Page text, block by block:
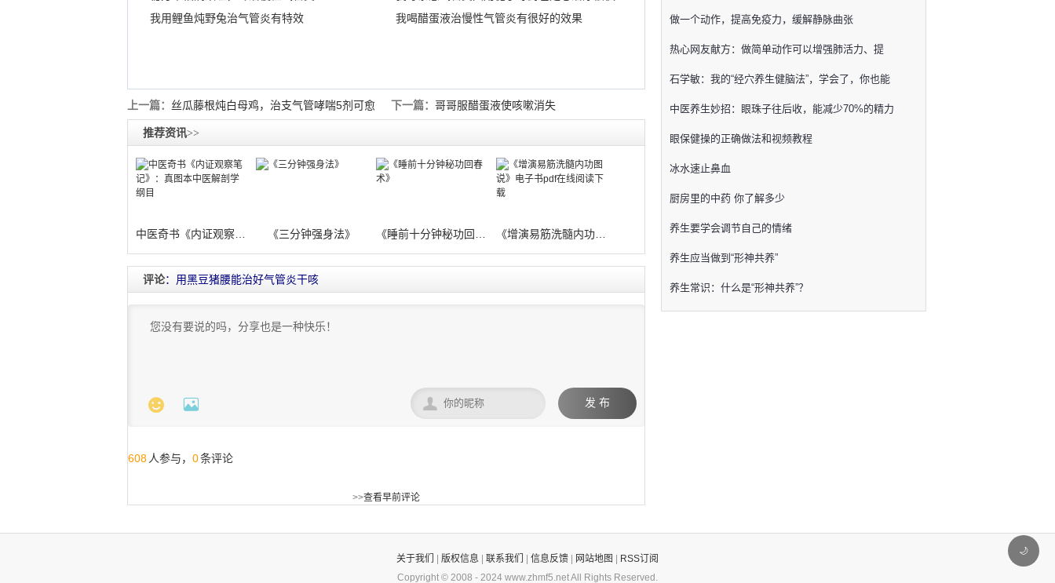
我用鲤鱼炖野兔治气管炎有特效
我喝醋蛋液治慢性气管炎有很好的效果
上一篇： 丝瓜藤根炖白母鸡，治支气管哮喘5剂可愈 下一篇： 哥哥服醋蛋液使咳嗽消失
推荐资讯>>
《三分钟强身法》
评论：用黑豆猪腰能治好气管炎干咳
  发 布

608 人参与， 0条评论
>>查看早前评论
做一个动作，提高免疫力，缓解静脉曲张
热心网友献方：做简单动作可以增强肺活力、提
石学敏：我的“经穴养生健脑法”，学会了，你也能
中医养生妙招：眼珠子往后收，能减少70%的精力
眼保健操的正确做法和视频教程
冰水速止鼻血
厨房里的中药 你了解多少
养生要学会调节自己的情绪
养生应当做到“形神共养”
养生常识：什么是“形神共养”？
关于我们 | 版权信息 | 联系我们 | 信息反馈 | 网站地图 | RSS订阅
Copyright © 2008 - 2024 www.zhmf5.netAll Rights Reserved.
🌙